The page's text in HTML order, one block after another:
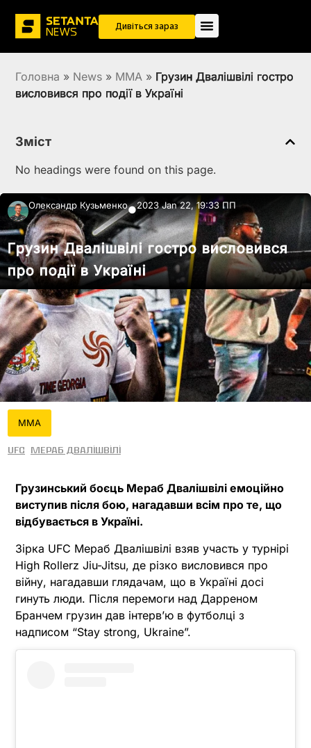
Дивіться зараз
Головна » News » MMA » Грузин Двалішвілі гостро
висловився про події в Україні
Зміст
No headings were found on this page.
Олександр Кузьменко●2023 Jan 22, 19:33 ПП
Грузин Двалішвілі гостро висловився
про події в Україні
MMA
UFC Мераб Двалішвілі
Грузинський боєць Мераб Двалішвілі емоційно
виступив після бою, нагадавши всім про те, що
відбувається в Україні.
Зірка UFC Мераб Двалішвілі взяв участь у турнірі
High Rollerz Jiu-Jitsu, де різко висловився про
війну, нагадавши глядачам, що в Україні досі
гинуть люди. Після перемоги над Дарреном
Бранчем грузин дав інтерв’ю в футболці з
надписом “Stay strong, Ukraine”.